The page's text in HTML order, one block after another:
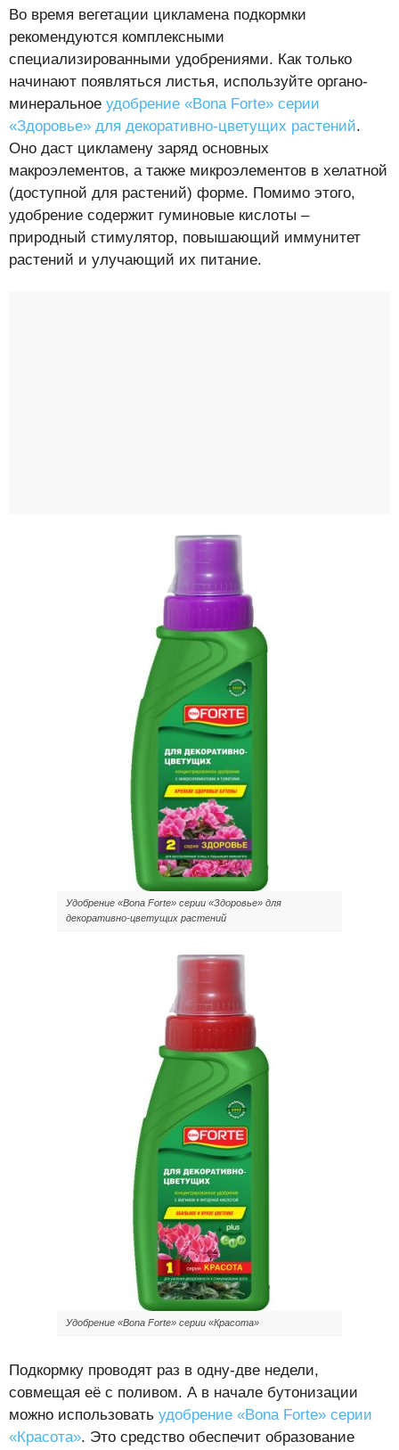
Во время вегетации цикламена подкормки
рекомендуются комплексными
специализированными удобрениями. Как только
начинают появляться листья, используйте органо-
минеральное удобрение «Bona Forte» серии
«Здоровье» для декоративно-цветущих растений.
Оно даст цикламену заряд основных
макроэлементов, а также микроэлементов в хелатной
(доступной для растений) форме. Помимо этого,
удобрение содержит гуминовые кислоты –
природный стимулятор, повышающий иммунитет
растений и улучающий их питание.
Удобрение «Bona Forte» серии «Здоровье» для
декоративно-цветущих растений
Удобрение «Bona Forte» серии «Красота»
Подкормку проводят раз в одну-две недели,
совмещая её с поливом. А в начале бутонизации
можно использовать удобрение «Bona Forte» серии
«Красота». Это средство обеспечит образование